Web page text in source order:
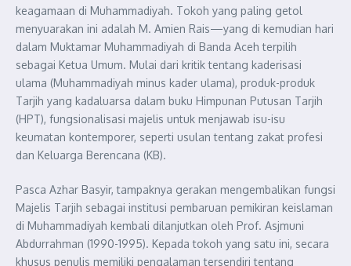
keagamaan di Muhammadiyah. Tokoh yang paling getol
menyuarakan ini adalah M. Amien Rais—yang di kemudian hari
dalam Muktamar Muhammadiyah di Banda Aceh terpilih
sebagai Ketua Umum. Mulai dari kritik tentang kaderisasi
ulama (Muhammadiyah minus kader ulama), produk-produk
Tarjih yang kadaluarsa dalam buku Himpunan Putusan Tarjih
(HPT), fungsionalisasi majelis untuk menjawab isu-isu
keumatan kontemporer, seperti usulan tentang zakat profesi
dan Keluarga Berencana (KB).
Pasca Azhar Basyir, tampaknya gerakan mengembalikan fungsi
Majelis Tarjih sebagai institusi pembaruan pemikiran keislaman
di Muhammadiyah kembali dilanjutkan oleh Prof. Asjmuni
Abdurrahman (1990-1995). Kepada tokoh yang satu ini, secara
khusus penulis memiliki pengalaman tersendiri tentang